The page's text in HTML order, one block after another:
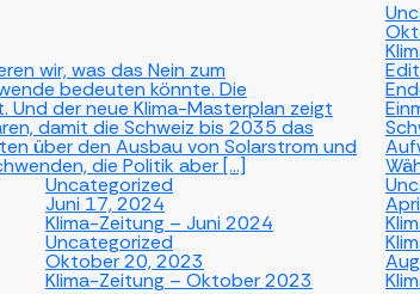
wir, was das Nein zum
bedeuten könnte. Die
Und der neue Klima-Masterplan zeigt
damit die Schweiz bis 2035 das
über den Ausbau von Solarstrom und
die Politik aber […]
Uncategorized
Juni 17, 2024
Klima-Zeitung – Juni 2024
Uncategorized
Oktober 20, 2023
Klima-Zeitung – Oktober 2023